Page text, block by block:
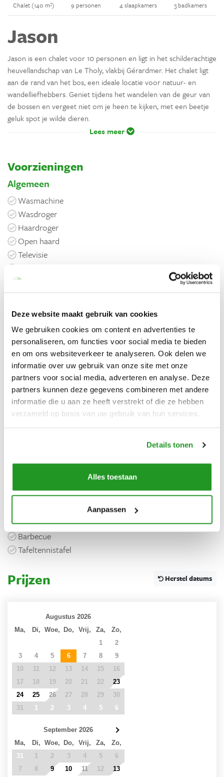
Deze website maakt gebruik van cookies
We gebruiken cookies om content en advertenties te
personaliseren, om functies voor social media te bieden
en om ons websiteverkeer te analyseren. Ook delen we
informatie over uw gebruik van onze site met onze
partners voor social media, adverteren en analyse. Deze
partners kunnen deze gegevens combineren met andere
informatie die u aan ze heeft verstrekt of die ze hebben
verzameld op basis van uw gebruik van hun services.
Details tonen
Alles toestaan
Aanpassen
Chalet (140 m²) 9 personen 4 slaapkamers 3 badkamers
Jason
Jason is een chalet voor 10 personen en ligt in het schilderachtige
heuvellandschap van Le Tholy, vlakbij Gérardmer. Het chalet ligt
aan de rand van het bos, een ideale locatie voor natuur- en
wandelliefhebbers. Geniet tijdens het wandelen van de geur van
de bossen en vergeet niet om je heen te kijken, met een beetje
geluk spot je wilde dieren.
Lees meer
Voorzieningen
Algemeen
Wasmachine
Wasdroger
Haardroger
Open haard
Televisie
Kinderstoel
Keuken
Vaatwasser
Koelkast
Vriezer
Magnetron
Oven
Buiten
Terras
Barbecue
Tafeltennistafel
Prijzen Herstel datums
Augustus 2026
Ma,
Di, Woe, Do, Vrij, Za,
Zo,
1
2
3
4 5 6 7 8
9
10
11 12 13 14 15
16
17
18 19 20 21 22
23
24
25 26 27 28 29
30
31
1 2 3 4 5 6
September 2026
Ma,
Di, Woe, Do, Vrij, Za,
Zo,
31
1 2 3 4 5
6
7
8 9 10 11 12
13